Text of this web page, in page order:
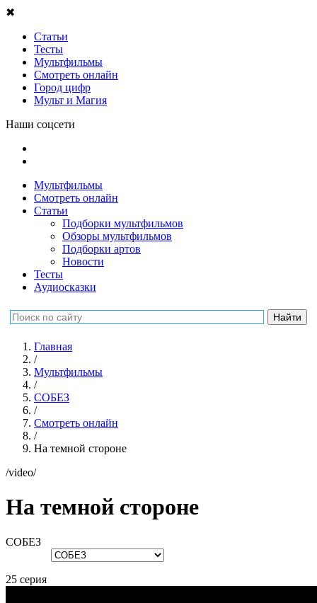
✖
Статьи
Тесты
Мультфильмы
Смотреть онлайн
Город цифр
Мульт и Магия
Наши соцсети
Мультфильмы
Смотреть онлайн
Статьи
Подборки мультфильмов
Обзоры мультфильмов
Подборки артов
Новости
Тесты
Аудиосказки
Главная
/
Мультфильмы
/
СОБЕЗ
/
Смотреть онлайн
/
На темной стороне
/video/
На темной стороне
СОБЕЗ
25 серия